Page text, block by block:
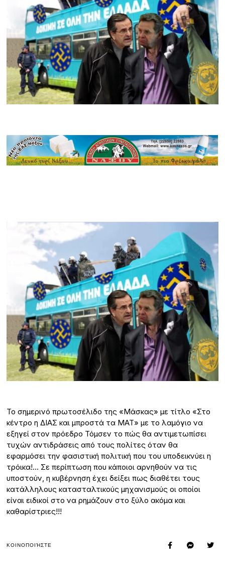
Το σημερινό πρωτοσέλιδο της «Μάσκας» με τίτλο «Στο
κέντρο η ΔΙΑΣ και μπροστά τα ΜΑΤ» με το λαμόγιο να
εξηγεί στον πρόεδρο Τόμσεν το πώς θα αντιμετωπίσει
τυχών αντιδράσεις από τους πολίτες όταν θα
εφαρμόσει την φασιστική πολιτική που του υποδεικνύει η
τρόικα!… Σε περίπτωση που κάποιοι αρνηθούν να τις
υποστούν, η κυβέρνηση έχει δείξει πως διαθέτει τους
κατάλληλους κατασταλτικούς μηχανισμούς οι οποίοι
είναι ειδικοί στο να ρημάζουν στο ξύλο ακόμα και
καθαρίστριες!!!
ΚΟΙΝΟΠΟΙΉΣΤΕ